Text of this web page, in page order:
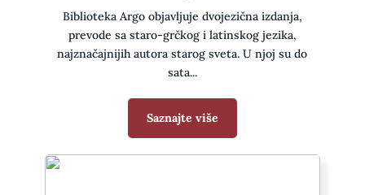
Biblioteka Argo objavljuje dvojezična izdanja,
prevode sa staro-grčkog i latinskog jezika,
najznačajnijih autora starog sveta. U njoj su do
sata...
Saznajte više